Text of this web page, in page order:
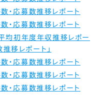
・応募数推移レポート
・応募数推移レポート
均初年度年収推移レポー
移レポート」
・応募数推移レポート
・応募数推移レポート
・応募数推移レポート